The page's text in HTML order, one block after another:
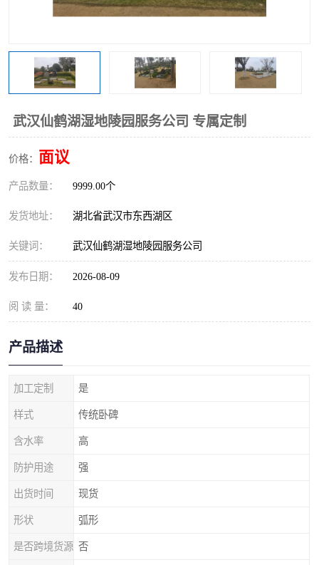
武汉仙鹤湖湿地陵园服务公司 专属定制
价格： 面议
产品数量： 9999.00个
发货地址： 湖北省武汉市东西湖区
关键词： 武汉仙鹤湖湿地陵园服务公司
发布日期： 2026-08-09
阅 读 量： 40
产品描述
加工定制 是
样式 传统卧碑
含水率 高
防护用途 强
出货时间 现货
形状 弧形
是否跨境货源 否